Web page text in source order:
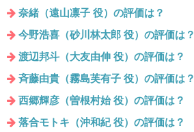
奈緒（遠山凛子 役）の評価は？
今野浩喜（砂川林太郎 役）の評価は？
渡辺邦斗（大友由伸 役）の評価は？
斉藤由貴（霧島芙有子 役）の評価は？
西郷輝彦（曽根村始 役）の評価は？
落合モトキ（沖和紀 役）の評価は？